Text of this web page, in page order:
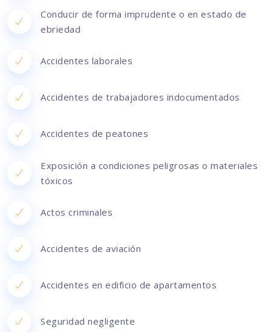
Conducir de forma imprudente o en estado de
ebriedad
Accidentes laborales
Accidentes de trabajadores indocumentados
Accidentes de peatones
Exposición a condiciones peligrosas o materiales
tóxicos
Actos criminales
Accidentes de aviación
Accidentes en edificio de apartamentos
Seguridad negligente